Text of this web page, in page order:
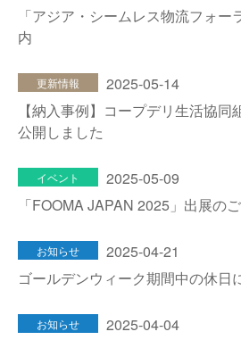
「アジア・シームレス物流フォ
内
更新情報
2025-05-14
【納入事例】コープデリ生活協
公開しました
イベント
2025-05-09
「FOOMA JAPAN 2025」出展の
お知らせ
2025-04-21
ゴールデンウィーク期間中の休日
お知らせ
2025-04-04